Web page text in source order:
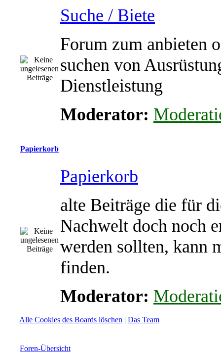
Suche / Biete
Forum zum anbieten
suchen von
Dienstleistung
Moderator:
Papierkorb
Papierkorb
alte Beiträge die für
Nachwelt doch noch
werden sollten, kann
finden.
Moderator:
Alle Cookies des Boards löschen | Das Team
Foren-Übersicht